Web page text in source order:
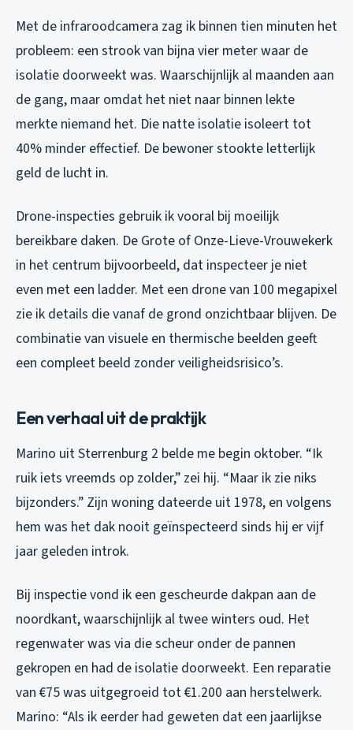
Met de infraroodcamera zag ik binnen tien minuten het
probleem: een strook van bijna vier meter waar de
isolatie doorweekt was. Waarschijnlijk al maanden aan
de gang, maar omdat het niet naar binnen lekte
merkte niemand het. Die natte isolatie isoleert tot
40% minder effectief. De bewoner stookte letterlijk
geld de lucht in.
Drone-inspecties gebruik ik vooral bij moeilijk
bereikbare daken. De Grote of Onze-Lieve-Vrouwekerk
in het centrum bijvoorbeeld, dat inspecteer je niet
even met een ladder. Met een drone van 100 megapixel
zie ik details die vanaf de grond onzichtbaar blijven. De
combinatie van visuele en thermische beelden geeft
een compleet beeld zonder veiligheidsrisico’s.
Een verhaal uit de praktijk
Marino uit Sterrenburg 2 belde me begin oktober. “Ik
ruik iets vreemds op zolder,” zei hij. “Maar ik zie niks
bijzonders.” Zijn woning dateerde uit 1978, en volgens
hem was het dak nooit geïnspecteerd sinds hij er vijf
jaar geleden introk.
Bij inspectie vond ik een gescheurde dakpan aan de
noordkant, waarschijnlijk al twee winters oud. Het
regenwater was via die scheur onder de pannen
gekropen en had de isolatie doorweekt. Een reparatie
van €75 was uitgegroeid tot €1.200 aan herstelwerk.
Marino: “Als ik eerder had geweten dat een jaarlijkse